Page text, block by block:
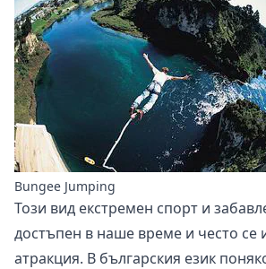
Bungee Jumping
Този вид екстремен спорт и
достъпен в наше време и често се
атракция. В българския език